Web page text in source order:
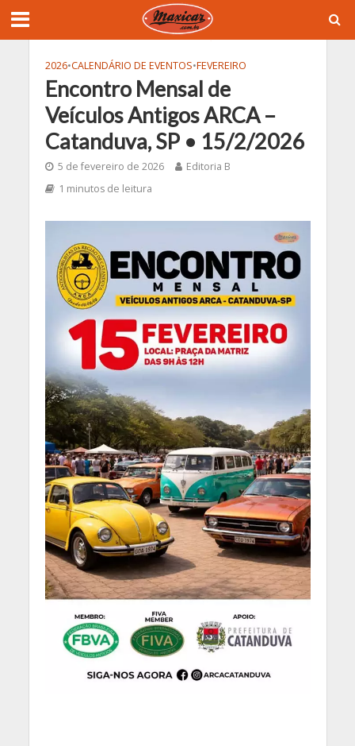
2026•CALENDÁRIO DE EVENTOS•FEVEREIRO
Encontro Mensal de
Veículos Antigos ARCA –
Catanduva, SP • 15/2/2026
5 de fevereiro de 2026
Editoria B
1 minutos de leitura